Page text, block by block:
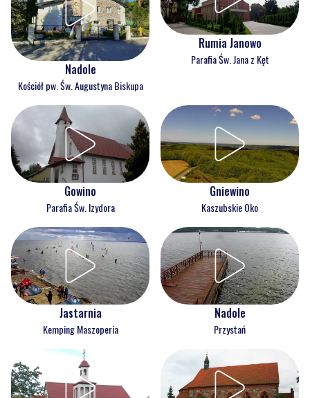
Nadole
Kościół pw. Św. Augustyna Biskupa
Rumia Janowo
Parafia Św. Jana z Kęt
Gowino
Parafia Św. Izydora
Gniewino
Kaszubskie Oko
Jastarnia
Kemping Maszoperia
Nadole
Przystań